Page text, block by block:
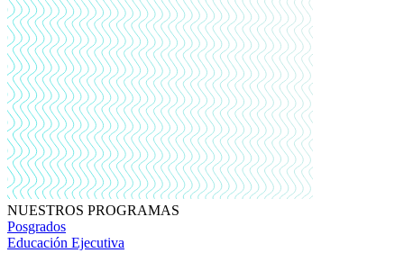
NUESTROS PROGRAMAS
Posgrados
Educación Ejecutiva